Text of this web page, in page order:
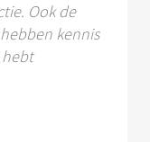
Ook de
kennis
hebt